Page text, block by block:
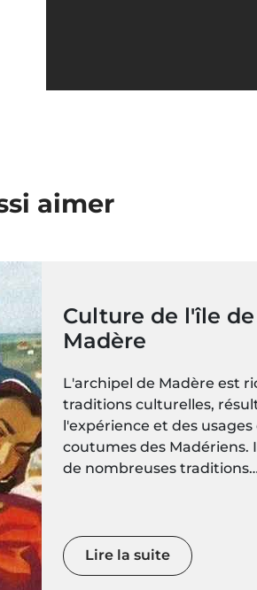
aimer
Culture de l'île de
Madère
L'archipel de Madère est
traditions culturelles,
l'expérience et des usages
coutumes des Madériens.
de nombreuses traditions
l'artisanat, à la musique.
Lire la suite